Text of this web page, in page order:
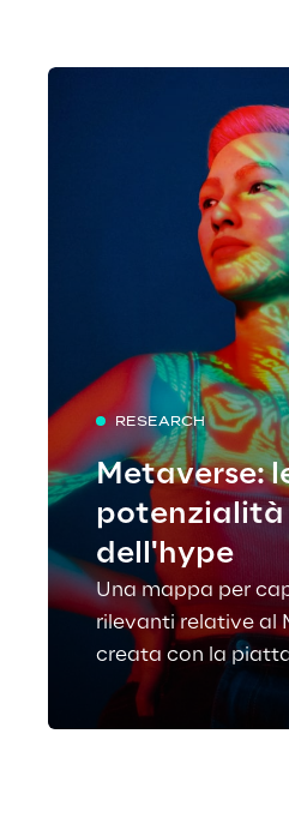
RESEARCH
Metaverse:
potenzialità
dell'hype
Una mappa per
rilevanti relative al
creata con la
Sonar Trend.